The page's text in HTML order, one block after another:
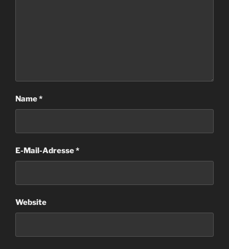
Name*
E-Mail-Adresse*
Website